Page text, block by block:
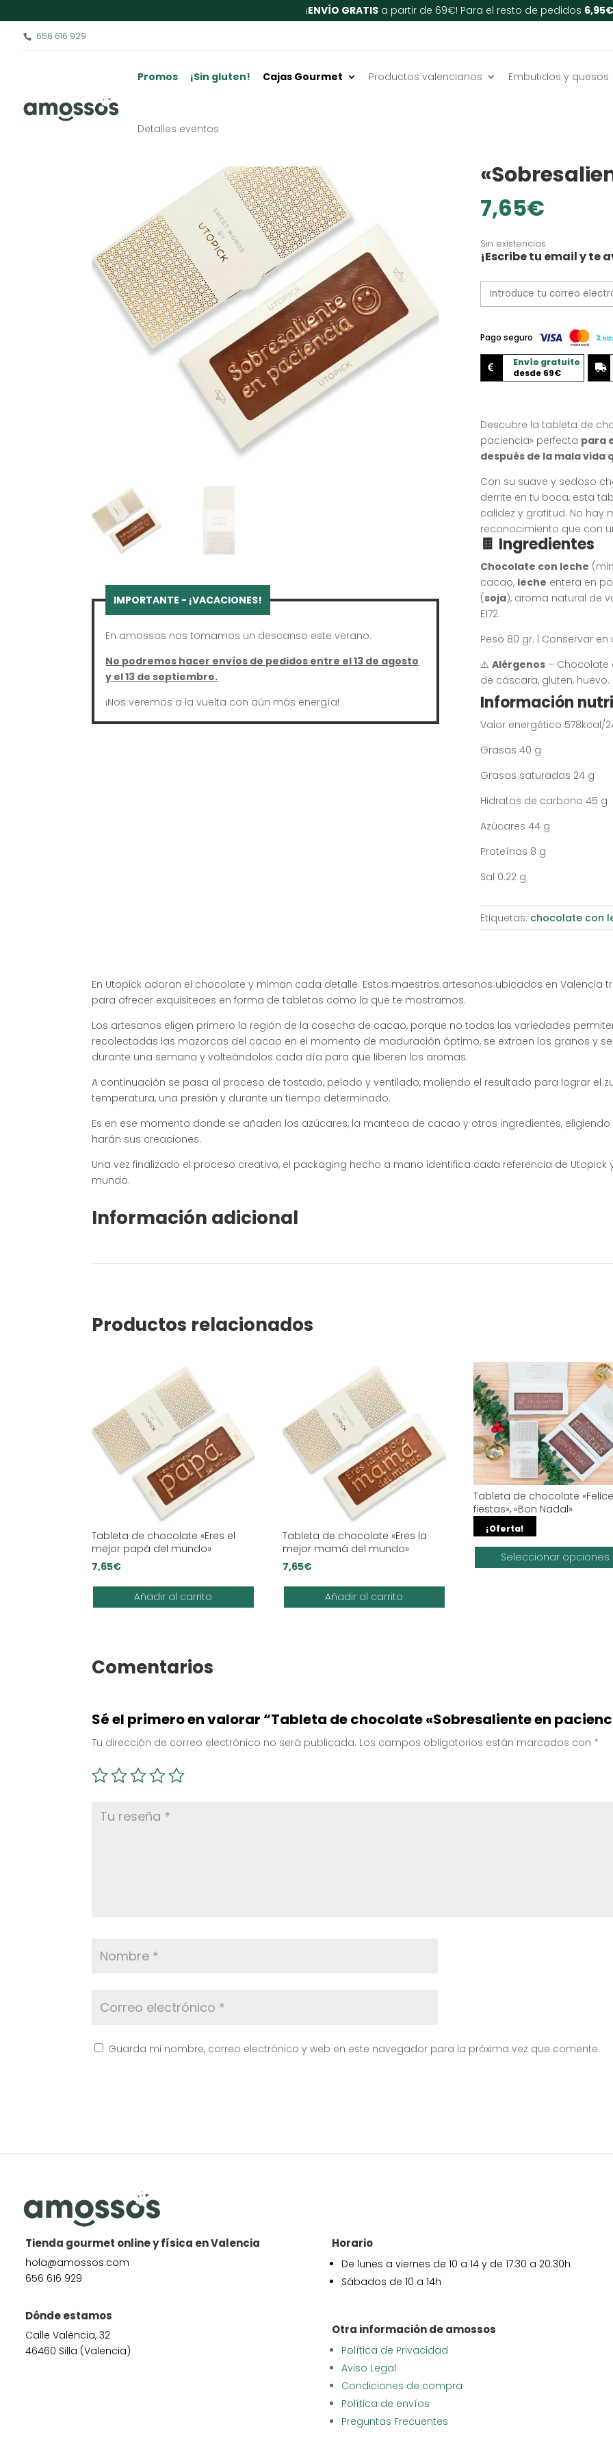
¡ENVÍO GRATIS a partir de 69€! Para el resto de pedidos 6,95€
656 616 929
Promos ¡Sin gluten! Cajas Gourmet Productos valencianos Embutidos y quesos
Detalles eventos
En amossos nos tomamos un descanso este verano.
No podremos hacer envíos de pedidos entre el 13 de agosto
y el 13 de septiembre.
¡Nos veremos a la vuelta con aún más energía!
7,65€
Sin existencias
¡Escribe tu email y te
Pago seguro

Envío gratuito
desde 69€

Descubre la tableta de
paciencia» perfecta para
después de la mala vida
Con su suave y sedoso
derrite en tu boca, esta
calidez y gratitud. No hay
reconocimiento que con
🍫 Ingredientes
Chocolate con leche
cacao, leche entera en
(soja), aroma natural de
E172.
Peso 80 gr. | Conservar
⚠️ Alérgenos– Chocolate
de cáscara, gluten, huevo.
Información
Valor energético 578kcal/
Grasas 40 g
Grasas saturadas 24 g
Hidratos de carbono 45 g
Azúcares 44 g
Proteínas 8 g
Sal 0.22 g
Etiquetas: chocolate con
En Utopick adoran el chocolate y miman cada detalle. Estos maestros artesanos ubicados en Valencia
para ofrecer exquisiteces en forma de tabletas como la que te mostramos.
Los artesanos eligen primero la región de la cosecha de cacao, porque no todas las variedades
recolectadas las mazorcas del cacao en el momento de maduración óptimo, se extraen los granos y
durante una semana y volteándolos cada día para que liberen los aromas.
A continuación se pasa al proceso de tostado, pelado y ventilado, moliendo el resultado para lograr el
temperatura, una presión y durante un tiempo determinado.
Es en ese momento donde se añaden los azúcares, la manteca de cacao y otros ingredientes,
harán sus creaciones.
Una vez finalizado el proceso creativo, el packaging hecho a mano identifica cada referencia de
mundo.
Información adicional
Productos relacionados
Tableta de chocolate «Eres el
mejor papá del mundo»
7,65€
Añadir al carrito
Tableta de chocolate «Eres la
mejor mamá del mundo»
7,65€
Añadir al carrito
¡Oferta!
Tableta de chocolate
fiestas», «Bon Nadal»
7,65€6,45
Seleccionar opciones
Comentarios
Sé el primero en valorar “Tableta de chocolate «Sobresaliente en
Tu dirección de correo electrónico no será publicada. Los campos obligatorios están marcados con *
Guarda mi nombre, correo electrónico y web en este navegador para la próxima vez que comente.
Tienda gourmet online y física en Valencia
hola@amossos.com
656 616 929
Dónde estamos
Calle València, 32
46460 Silla (Valencia)
Horario
De lunes a viernes de 10 a 14 y de 17:30 a 20:30h
Sábados de 10 a 14h
Otra información de amossos
Política de Privacidad
Aviso Legal
Condiciones de compra
Política de envíos
Preguntas Frecuentes